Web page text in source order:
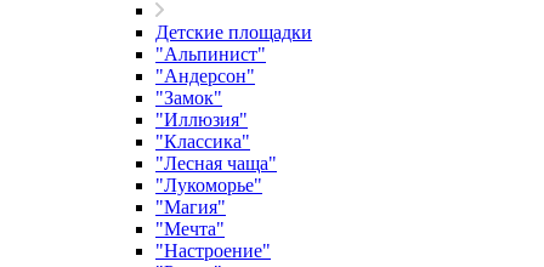
Детские площадки
"Альпинист"
"Андерсон"
"Замок"
"Иллюзия"
"Классика"
"Лесная чаща"
"Лукоморье"
"Магия"
"Мечта"
"Настроение"